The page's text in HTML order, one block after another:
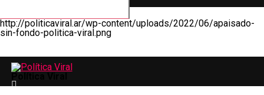
http://politicaviral.ar/wp-content/uploads/2022/06/apaisado-
sin-fondo-politica-viral.png